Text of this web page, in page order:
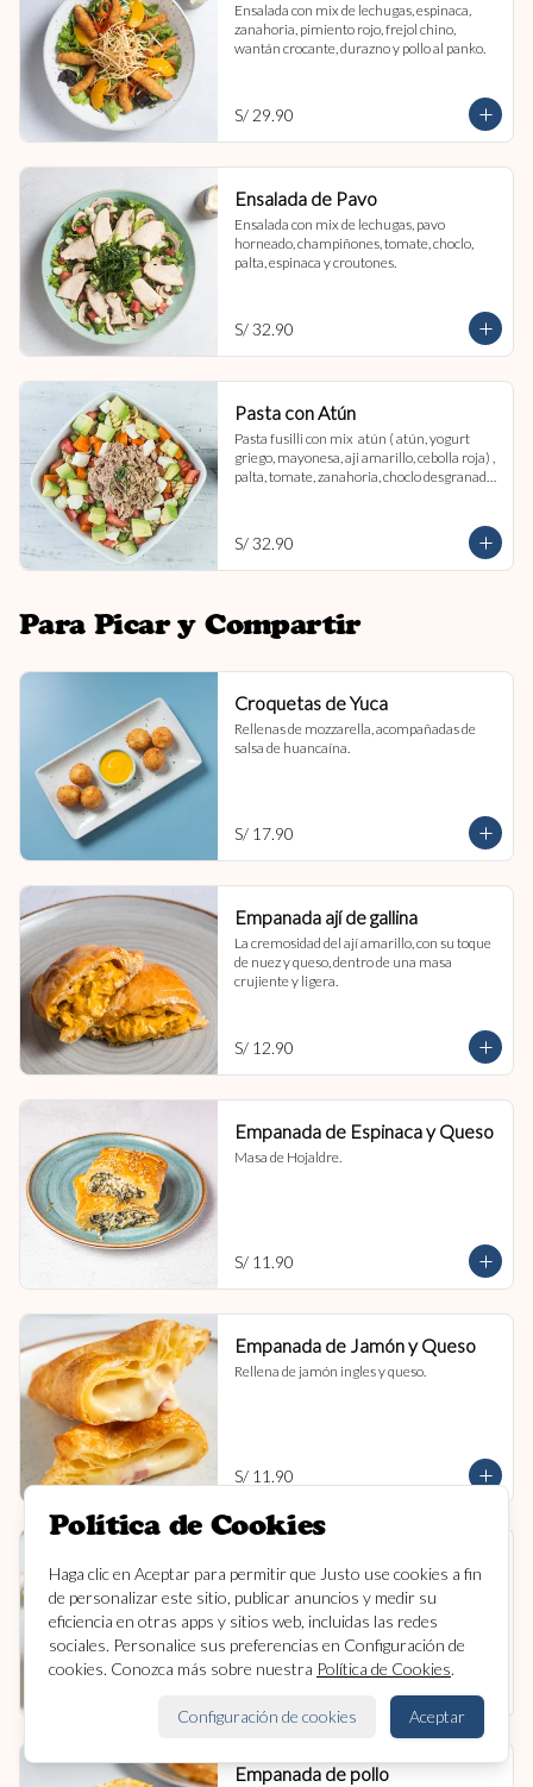
Ensalada con mix de lechugas, espinaca,
zanahoria, pimiento rojo, frejol chino,
wantán crocante, durazno y pollo al panko.
S/ 29.90
Ensalada de Pavo
Ensalada con mix de lechugas, pavo
horneado, champiñones, tomate, choclo,
palta, espinaca y croutones.
S/ 32.90
Pasta con Atún
Pasta fusilli con mix  atún ( atún, yogurt
griego, mayonesa, aji amarillo, cebolla roja) ,
palta, tomate, zanahoria, choclo desgranado
S/ 32.90
Para Picar y Compartir
Croquetas de Yuca
Rellenas de mozzarella, acompañadas de
salsa de huancaína.
S/ 17.90
Empanada ají de gallina
La cremosidad del ají amarillo, con su toque
de nuez y queso, dentro de una masa
crujiente y ligera.
S/ 12.90
Empanada de Espinaca y Queso
Masa de Hojaldre.
S/ 11.90
Empanada de Jamón y Queso
Rellena de jamón ingles y queso.
S/ 11.90
Rellena de carne y cebolla.
Empanada de pollo
Política de Cookies
Haga clic en Aceptar para permitir que Justo use cookies a fin
de personalizar este sitio, publicar anuncios y medir su
eficiencia en otras apps y sitios web, incluidas las redes
sociales. Personalice sus preferencias en Configuración de
cookies. Conozca más sobre nuestra Política de Cookies.
Configuración de cookies Aceptar